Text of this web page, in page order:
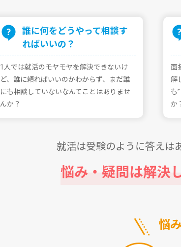
誰に何をどうやって相談す
ればいいの？
1⼈では就活のモヤモヤを解決できないけ
ど、誰に頼ればいいのかわからず、まだ誰
にも相談していないなんてことはありませ
んか？
⾯
解
も
か
就活は受験のように答えは
悩み・疑問は解決
悩